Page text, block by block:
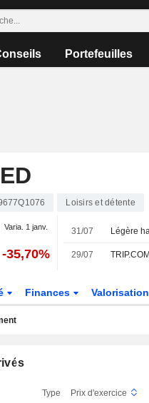
Portefeuilles
Loisirs et détente
Varia. 1 janv.
-35,70%
31/07
29/07
Finances Valorisation
Type Prix d'exercice